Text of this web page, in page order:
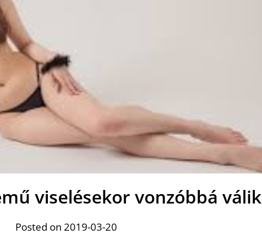
viselésekor vonzóbbá válik
Posted on 2019-03-20